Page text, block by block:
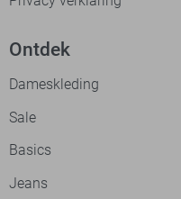
Ontdek
Dameskleding
Sale
Basics
Jeans